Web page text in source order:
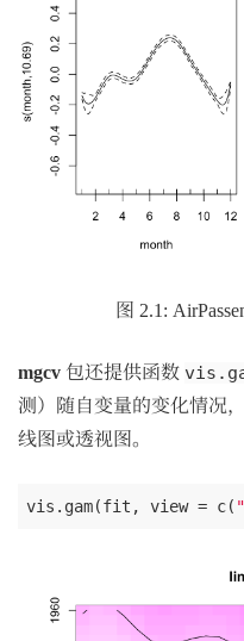
图 2.1:
mgcv 包还提供函数
测）随自变量的变化情况
线图或透视图。
vis.gam(fit, view = c(